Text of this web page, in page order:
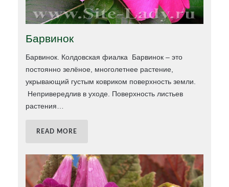
Барвинок
Барвинок. Колдовская фиалка Барвинок – это
постоянно зелёное, многолетнее растение,
укрывающий густым ковриком поверхность земли.
Непривередлив в уходе. Поверхность листьев
растения
READ MORE